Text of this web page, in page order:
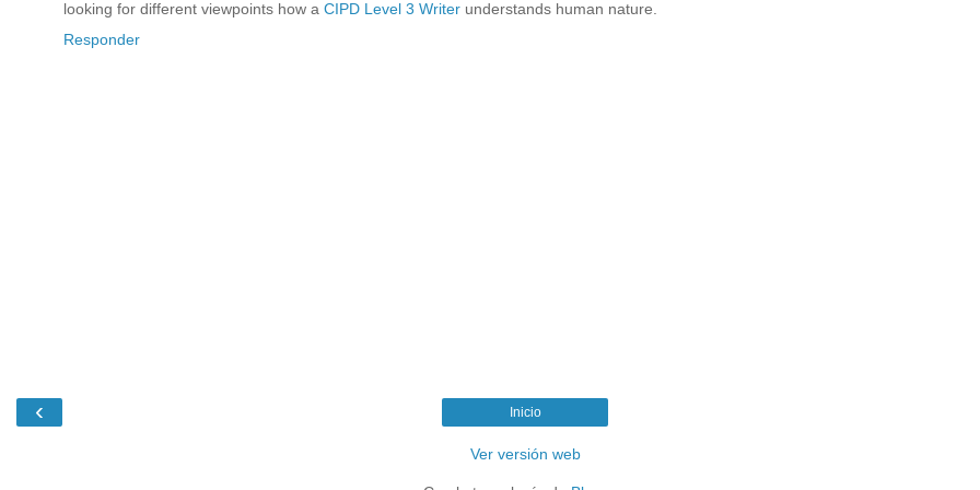
looking for different viewpoints how a CIPD Level 3 Writer understands human nature.
Responder
‹ Inicio
Ver versión web